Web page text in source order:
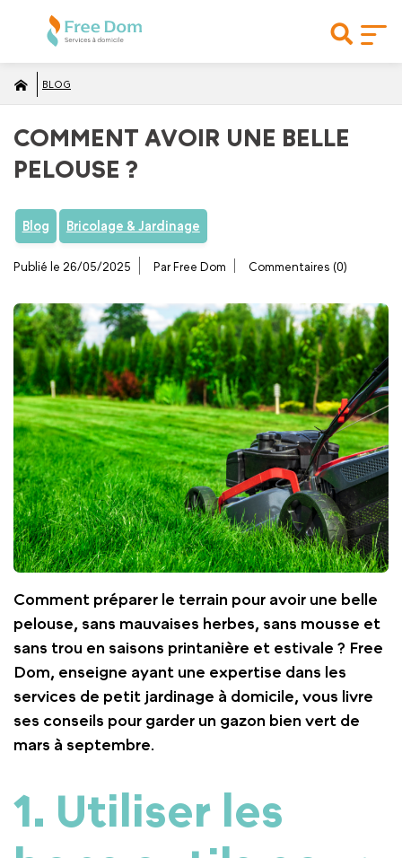
BLOG
COMMENT AVOIR UNE BELLE
PELOUSE ?
Blog Bricolage & Jardinage
Publié le 26/05/2025 Par Free Dom Commentaires (0)
Comment préparer le terrain pour avoir une belle
pelouse, sans mauvaises herbes, sans mousse et
sans trou en saisons printanière et estivale ? Free
Dom, enseigne ayant une expertise dans les
services de petit jardinage à domicile, vous livre
ses conseils pour garder un gazon bien vert de
mars à septembre.
1. Utiliser les